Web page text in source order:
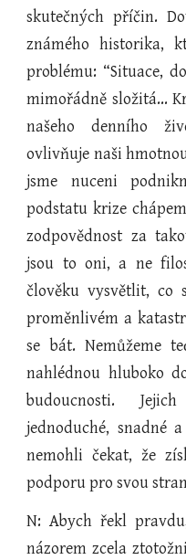
skutečných příčin.
známého historika,
problému: “Situace,
mimořádně složitá...
našeho denního
ovlivňuje naši
jsme nuceni
podstatu krize
zodpovědnost za
jsou to oni, a ne
člověku vysvětlit,
proměnlivém a
se bát. Nemůžeme
nahlédnou hluboko
budoucnosti.
jednoduché, snadné
nemohli čekat, že
podporu pro svou
N: Abych řekl
názorem zcela